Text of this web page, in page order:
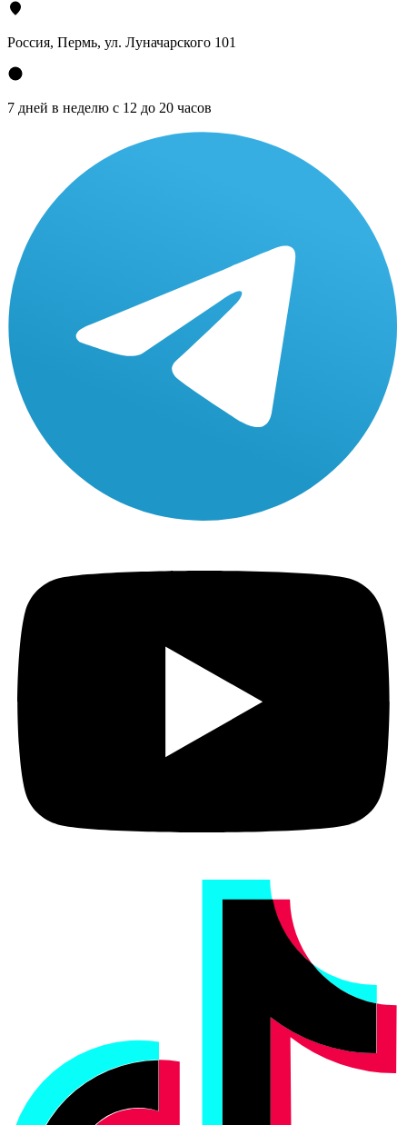
Россия, Пермь, ул. Луначарского 101
7 дней в неделю с 12 до 20 часов